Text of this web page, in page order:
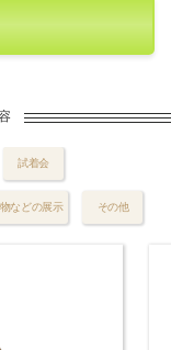
試着会
などの展示 その他